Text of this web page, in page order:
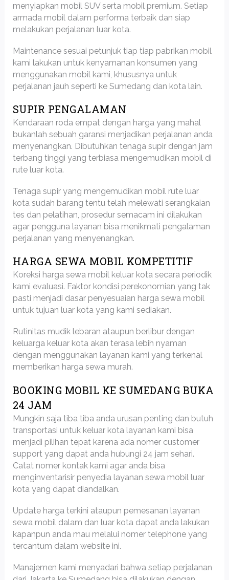
menyiapkan mobil SUV serta mobil premium. Setiap
armada mobil dalam performa terbaik dan siap
melakukan perjalanan luar kota.
Maintenance sesuai petunjuk tiap tiap pabrikan mobil
kami lakukan untuk kenyamanan konsumen yang
menggunakan mobil kami, khususnya untuk
perjalanan jauh seperti ke Sumedang dan kota lain.
SUPIR PENGALAMAN
Kendaraan roda empat dengan harga yang mahal
bukanlah sebuah garansi menjadikan perjalanan anda
menyenangkan. Dibutuhkan tenaga supir dengan jam
terbang tinggi yang terbiasa mengemudikan mobil di
rute luar kota.
Tenaga supir yang mengemudikan mobil rute luar
kota sudah barang tentu telah melewati serangkaian
tes dan pelatihan, prosedur semacam ini dilakukan
agar pengguna layanan bisa menikmati pengalaman
perjalanan yang menyenangkan.
HARGA SEWA MOBIL KOMPETITIF
Koreksi harga sewa mobil keluar kota secara periodik
kami evaluasi. Faktor kondisi perekonomian yang tak
pasti menjadi dasar penyesuaian harga sewa mobil
untuk tujuan luar kota yang kami sediakan.
Rutinitas mudik lebaran ataupun berlibur dengan
keluarga keluar kota akan terasa lebih nyaman
dengan menggunakan layanan kami yang terkenal
memberikan harga sewa murah.
BOOKING MOBIL KE SUMEDANG BUKA
24 JAM
Mungkin saja tiba tiba anda urusan penting dan butuh
transportasi untuk keluar kota layanan kami bisa
menjadi pilihan tepat karena ada nomer customer
support yang dapat anda hubungi 24 jam sehari.
Catat nomer kontak kami agar anda bisa
menginventarisir penyedia layanan sewa mobil luar
kota yang dapat diandalkan.
Update harga terkini ataupun pemesanan layanan
sewa mobil dalam dan luar kota dapat anda lakukan
kapanpun anda mau melalui nomer telephone yang
tercantum dalam website ini.
Manajemen kami menyadari bahwa setiap perjalanan